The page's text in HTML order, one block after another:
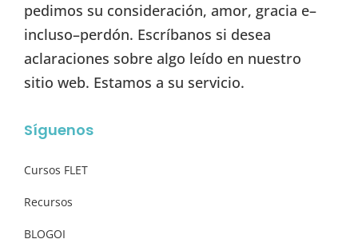
pedimos su consideración, amor, gracia e–
incluso–perdón. Escríbanos si desea
aclaraciones sobre algo leído en nuestro
sitio web. Estamos a su servicio.
Síguenos
Cursos FLET
Recursos
BLOGOI